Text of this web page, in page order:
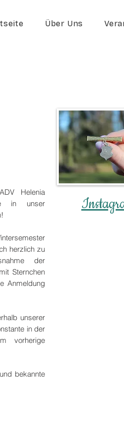
Über Uns
ADV Helenia
in unser
herzlich zu
der
Sternchen
Anmeldung
unserer
in der
vorherige
bekannte